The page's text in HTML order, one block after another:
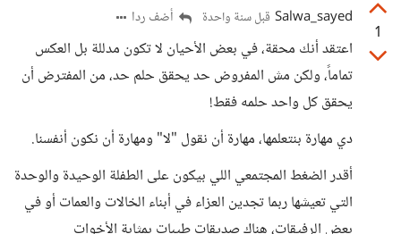
1
Salwa_sayed قبل سنة واحدة أضف ردا
اعتقد أنك محقة، في بعض الأحيان لا تكون مدللة بل العكس
تماماً، ولكن مش المفروض حد يحقق حلم حد، من المفترض أن
يحقق كل واحد حلمه فقط!
دي مهارة بنتعلمها، مهارة أن نقول "لا" ومهارة أن نكون أنفسنا.
أقدر الضغط المجتمعي اللي بيكون على الطفلة الوحيدة والوحدة
التي تعيشها ربما تجدين العزاء في أبناء الخالات والعمات أو في